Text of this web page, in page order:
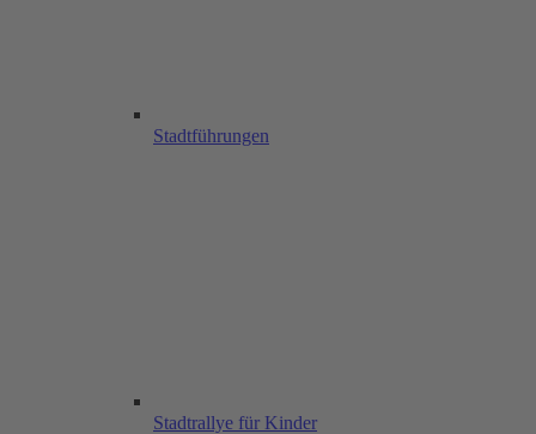
Stadtführungen
Stadtrallye für Kinder